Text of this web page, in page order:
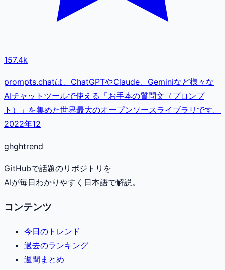
157.4k
prompts.chatは、ChatGPTやClaude、Geminiなど様々な
AIチャットツールで使える「お手本の質問文（プロンプ
ト）」を集めた世界最大のオープンソースライブラリです。
2022年12
ghghtrend
GitHubで話題のリポジトリを
AIが毎日わかりやすく日本語で解説。
コンテンツ
今日のトレンド
過去のランキング
週間まとめ